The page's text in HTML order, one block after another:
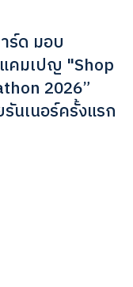
ร์ด มอบ
คมเปญ "Shop
2026”
นเนอร์ครั้งแรก